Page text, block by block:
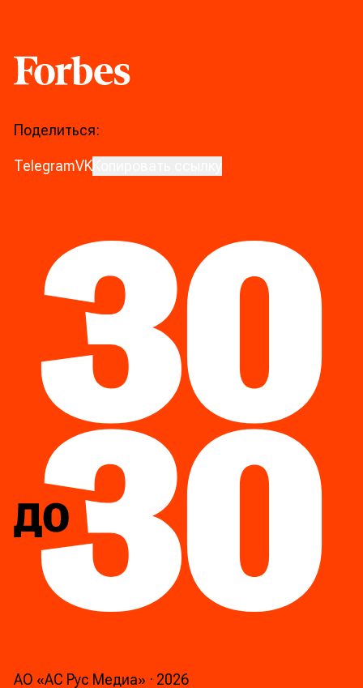
Поделиться:
TelegramVK
АО «АС Рус Медиа» · 2026